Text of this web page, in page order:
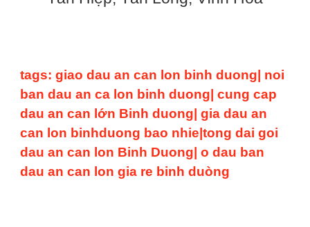
tags: giao dau an can lon binh duong| noi
ban dau an ca lon binh duong| cung cap
dau an can lớn Binh duong| gia dau an
can lon binhduong bao nhie|tong dai goi
dau an can lon Binh Duong| o dau ban
dau an can lon gia re binh duòng